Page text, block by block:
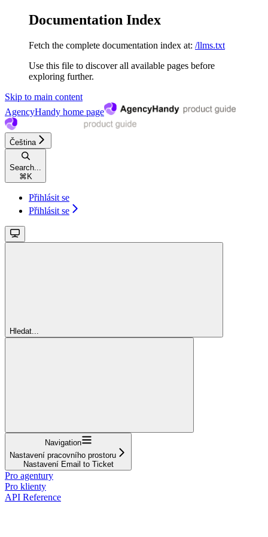
Documentation Index
Fetch the complete documentation index at: /llms.txt
Use this file to discover all available pages before
exploring further.
Skip to main content
AgencyHandy home page
Čeština
Search...
⌘ K
Přihlásit se
Přihlásit se
Hledat...
Navigation
Nastavení pracovního prostoru
Nastavení Email to Ticket
Pro agentury
Pro klienty
API Reference